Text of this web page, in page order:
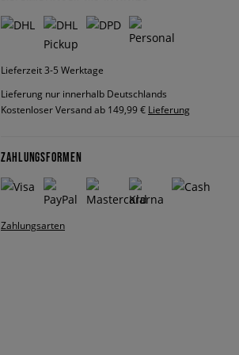
Lieferzeit 3-5 Werktage
Lieferung nur innerhalb Deutschlands
Kostenloser Versand ab 149,99 € Lieferung
ZAHLUNGSFORMEN
Zahlungsarten